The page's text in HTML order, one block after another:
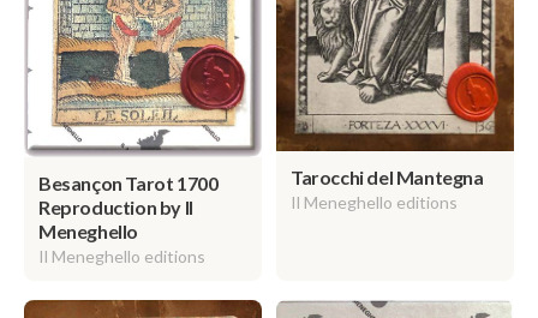
Besançon Tarot 1700
Reproduction by Il
Meneghello
Il Meneghello editions
Tarocchi del Mantegna
Il Meneghello editions